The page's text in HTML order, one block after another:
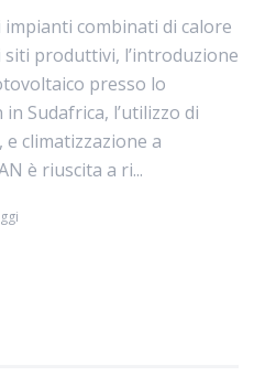
impianti combinati di calore
produttivi, l’introduzione
presso lo
Sudafrica, l’utilizzo di
climatizzazione a
è riuscita a ri...